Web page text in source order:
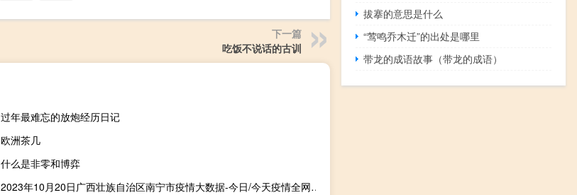
下一篇
吃饭不说话的古训
过年最难忘的放炮经历日记
欧洲茶几
什么是非零和博弈
2023年10月20日广西壮族自治区南宁市疫情大数据-今日/今天疫情全网搜索最新实时消息动态情况通知播报
拔搴的意思是什么
“莺鸣乔木迁”的出处是哪里
带龙的成语故事（带龙的成语）